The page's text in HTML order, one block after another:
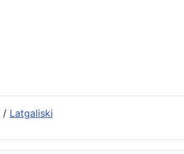
/ Latgaliski